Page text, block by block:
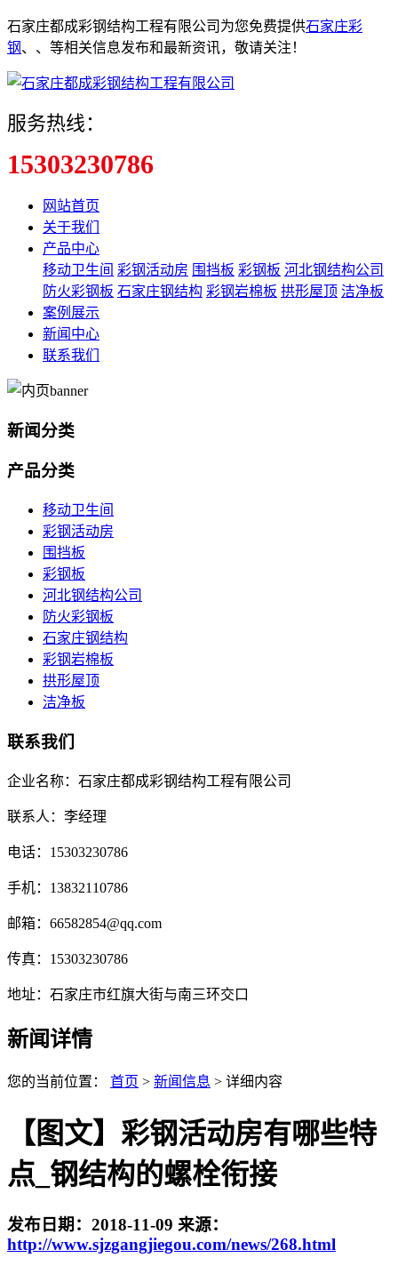
石家庄都成彩钢结构工程有限公司为您免费提供石家庄彩
钢、 、 等相关信息发布和最新资讯，敬请关注！
服务热线：
15303230786
网站首页
关于我们
产品中心
移动卫生间 彩钢活动房 围挡板 彩钢板 河北钢结构公司
防火彩钢板 石家庄钢结构 彩钢岩棉板 拱形屋顶 洁净板
案例展示
新闻中心
联系我们
新闻分类
产品分类
移动卫生间
彩钢活动房
围挡板
彩钢板
河北钢结构公司
防火彩钢板
石家庄钢结构
彩钢岩棉板
拱形屋顶
洁净板
联系我们
企业名称：石家庄都成彩钢结构工程有限公司
联系人：李经理
电话：15303230786
手机：13832110786
邮箱：66582854@qq.com
传真：15303230786
地址：石家庄市红旗大街与南三环交口
新闻详情
您的当前位置： 首页 > 新闻信息 > 详细内容
【图文】彩钢活动房有哪些特
点_钢结构的螺栓衔接
发布日期： 2018-11-09 来源：
http://www.sjzgangjiegou.com/news/268.html